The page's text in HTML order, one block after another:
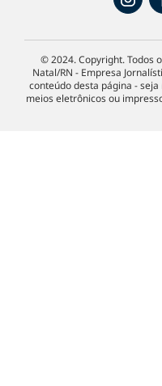
© 2024. Copyright. Todos
Natal/RN - Empresa
conteúdo desta página -
meios eletrônicos ou